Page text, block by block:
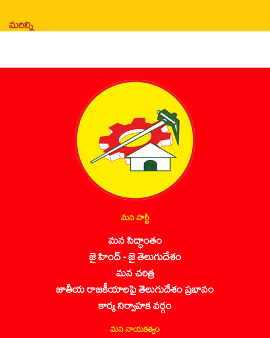
మరిన్ని
మన పార్టీ
మన సిద్ధాంతం
జై హింద్ - జై తెలుగుదేశం
మన చరిత్ర
జాతీయ రాజకీయాలపై తెలుగుదేశం ప్రభావం
కార్య నిర్వాహక వర్గం
మన నాయకత్వం